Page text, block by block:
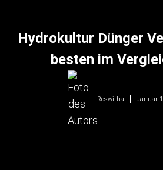
Hydrokultur Dünger
besten im
Roswitha Januar